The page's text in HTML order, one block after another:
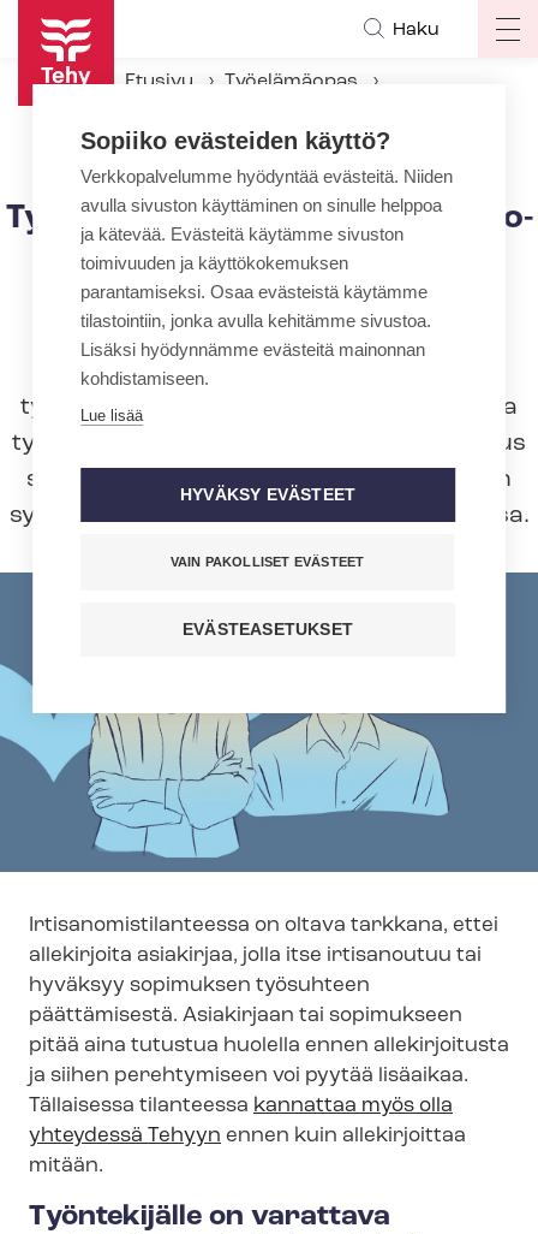
Hyppää
pääsisältöön
Haku
Etusivu
Työelämäopas
Työntekijän kuuleminen ir­ti­sa­no­mis­ti­lan­tees­sa
Työntekijän kuuleminen ir­ti­sa­no­
mis­ti­lan­tees­sa
Työnantajan on varattava työntekijälle
tilaisuus tulla kuulluksi ennen kuin se
irtisanoo tai purkaa työsopimuksen
työntekijästä johtuvasta syystä tai purkaa
työsuhteen koeajalla. Työntekijällä on oikeus
saada tiedot työsopimuksen päättämisen
syistä ja esittää oma näkemyksensä asiassa.
Ir­ti­sa­no­mis­ti­lan­tees­sa on oltava tarkkana, ettei
allekirjoita asiakirjaa, jolla itse irtisanoutuu tai
hyväksyy sopimuksen työsuhteen
päättämisestä. Asiakirjaan tai sopimukseen
pitää aina tutustua huolella ennen allekirjoitusta
ja siihen perehtymiseen voi pyytää lisäaikaa.
Tällaisessa tilanteessa kannattaa myös olla
yhteydessä Tehyyn ennen kuin allekirjoittaa
mitään.
Työntekijälle on varattava
Sopiiko evästeiden käyttö?
Verkkopalvelumme hyödyntää evästeitä. Niiden
avulla sivuston käyttäminen on sinulle helppoa
ja kätevää. Evästeitä käytämme sivuston
toimivuuden ja käyttökokemuksen
parantamiseksi. Osaa evästeistä käytämme
tilastointiin, jonka avulla kehitämme sivustoa.
Lisäksi hyödynnämme evästeitä mainonnan
kohdistamiseen.
Lue lisää
HYVÄKSY EVÄSTEET
VAIN PAKOLLISET EVÄSTEET
EVÄSTEASETUKSET